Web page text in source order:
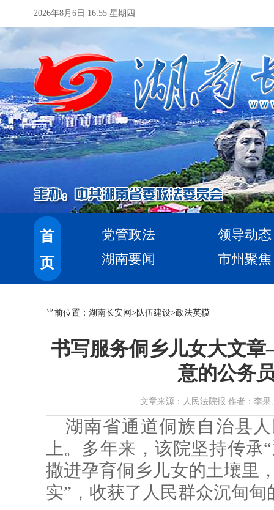
2026年8月6日 16:55 星期四
首
页
党管政法
领导动态
湖南要闻
市州聚焦
当前位置： 湖南长安网 > 队伍建设>政法英模
书写服务侗乡儿女大文
意的公务
文章来源：人民法院报 作者：李果
湖南省通道侗族自治县
上。多年来，该院坚持传
撒进孕育侗乡儿女的土壤里
实”，收获了人民群众沉甸甸